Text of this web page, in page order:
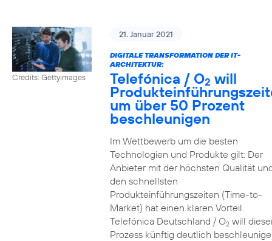
Credits: Gettyimages
21. Januar 2021
DIGITALE TRANSFORMATION DER IT-
ARCHITEKTUR:
Telefónica / O2 will
um über 50 Prozent
beschleunigen
Im Wettbewerb um die besten
Technologien und Produkte gilt: Der
Anbieter mit der höchsten Qualität
den schnellsten
Produkteinführungszeiten (Time-to-
Market) hat einen klaren Vorteil.
Telefónica Deutschland / O2will
Prozess künftig deutlich